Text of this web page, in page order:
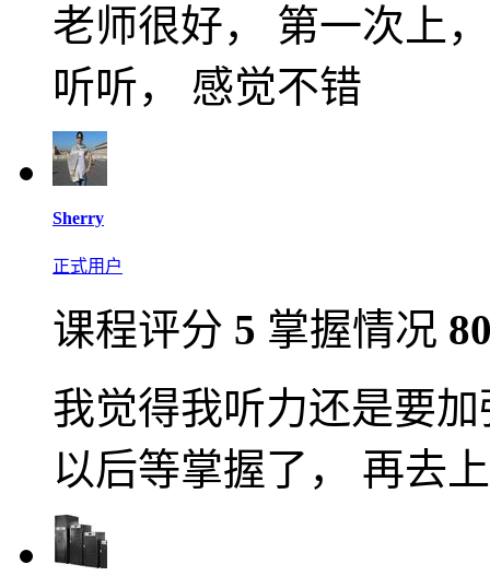
老师很好， 第一次上
听听， 感觉不错
Sherry
正式用户
课程评分 5 掌握情况
我觉得我听力还是要
以后等掌握了， 再去